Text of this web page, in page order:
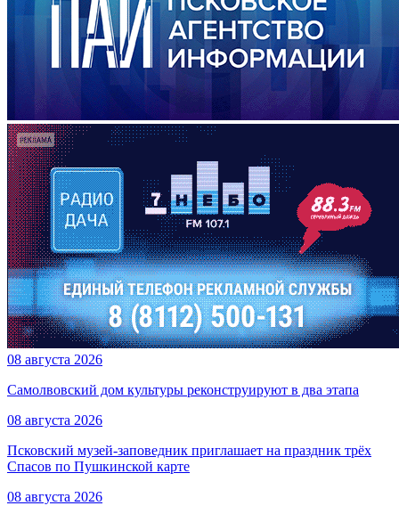
08 августа 2026
Самолвовский дом культуры реконструируют в два этапа
08 августа 2026
Псковский музей-заповедник приглашает на праздник трёх
Спасов по Пушкинской карте
08 августа 2026